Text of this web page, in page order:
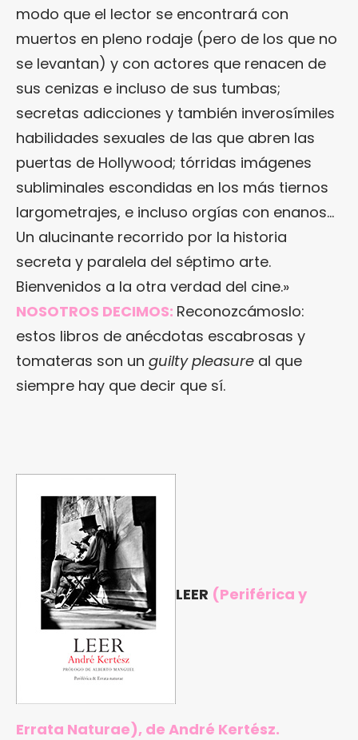
modo que el lector se encontrará con
muertos en pleno rodaje (pero de los que no
se levantan) y con actores que renacen de
sus cenizas e incluso de sus tumbas;
secretas adicciones y también inverosímiles
habilidades sexuales de las que abren las
puertas de Hollywood; tórridas imágenes
subliminales escondidas en los más tiernos
largometrajes, e incluso orgías con enanos…
Un alucinante recorrido por la historia
secreta y paralela del séptimo arte.
Bienvenidos a la otra verdad del cine.»
NOSOTROS DECIMOS: Reconozcámoslo:
estos libros de anécdotas escabrosas y
tomateras son un guilty pleasure al que
siempre hay que decir que sí.
LEER (Periférica y
Errata Naturae), de André Kertész.